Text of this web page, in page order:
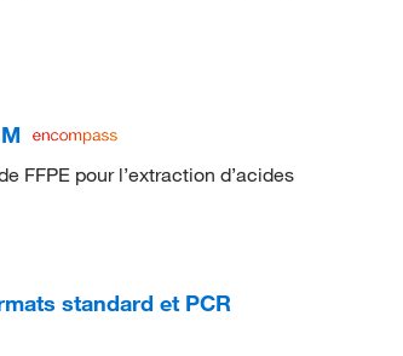
FFPE pour l’extraction d’acides
standard et PCR